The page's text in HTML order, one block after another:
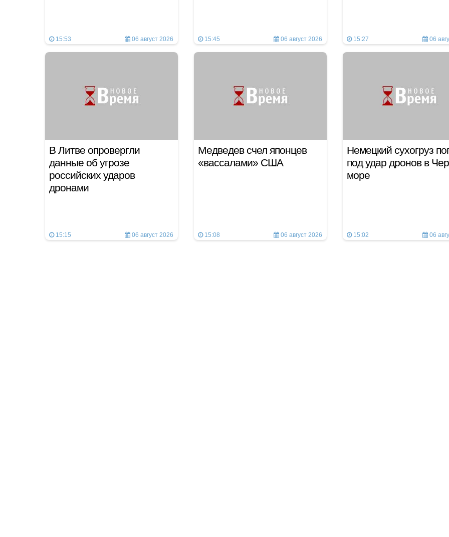
15:53 06 август 2026 15:45 06 август 2026 15:27 06
В Литве опровергли
данные об угрозе
российских ударов
дронами
15:15 06 август 2026
Медведев счел японцев
«вассалами» США
15:08 06 август 2026
Немецкий сухогруз
под удар дронов в
море
15:02 06